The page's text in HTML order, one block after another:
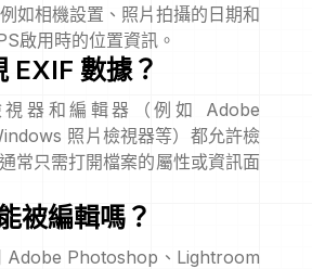
如相機設置、照片拍攝的日期和
啟用時的位置資訊。
EXIF 數據？
器和編輯器（例如 Adobe
照片檢視器等）都允許檢
常只需打開檔案的屬性或資訊面
被編輯嗎？
Adobe Photoshop、Lightroom